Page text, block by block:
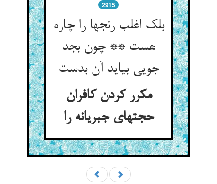
2915
بلک اغلب رنجها را چاره
هست ** چون بجد
جویی بیاید آن بدست
مکرر کردن کافران
حجتهای جبریانه را